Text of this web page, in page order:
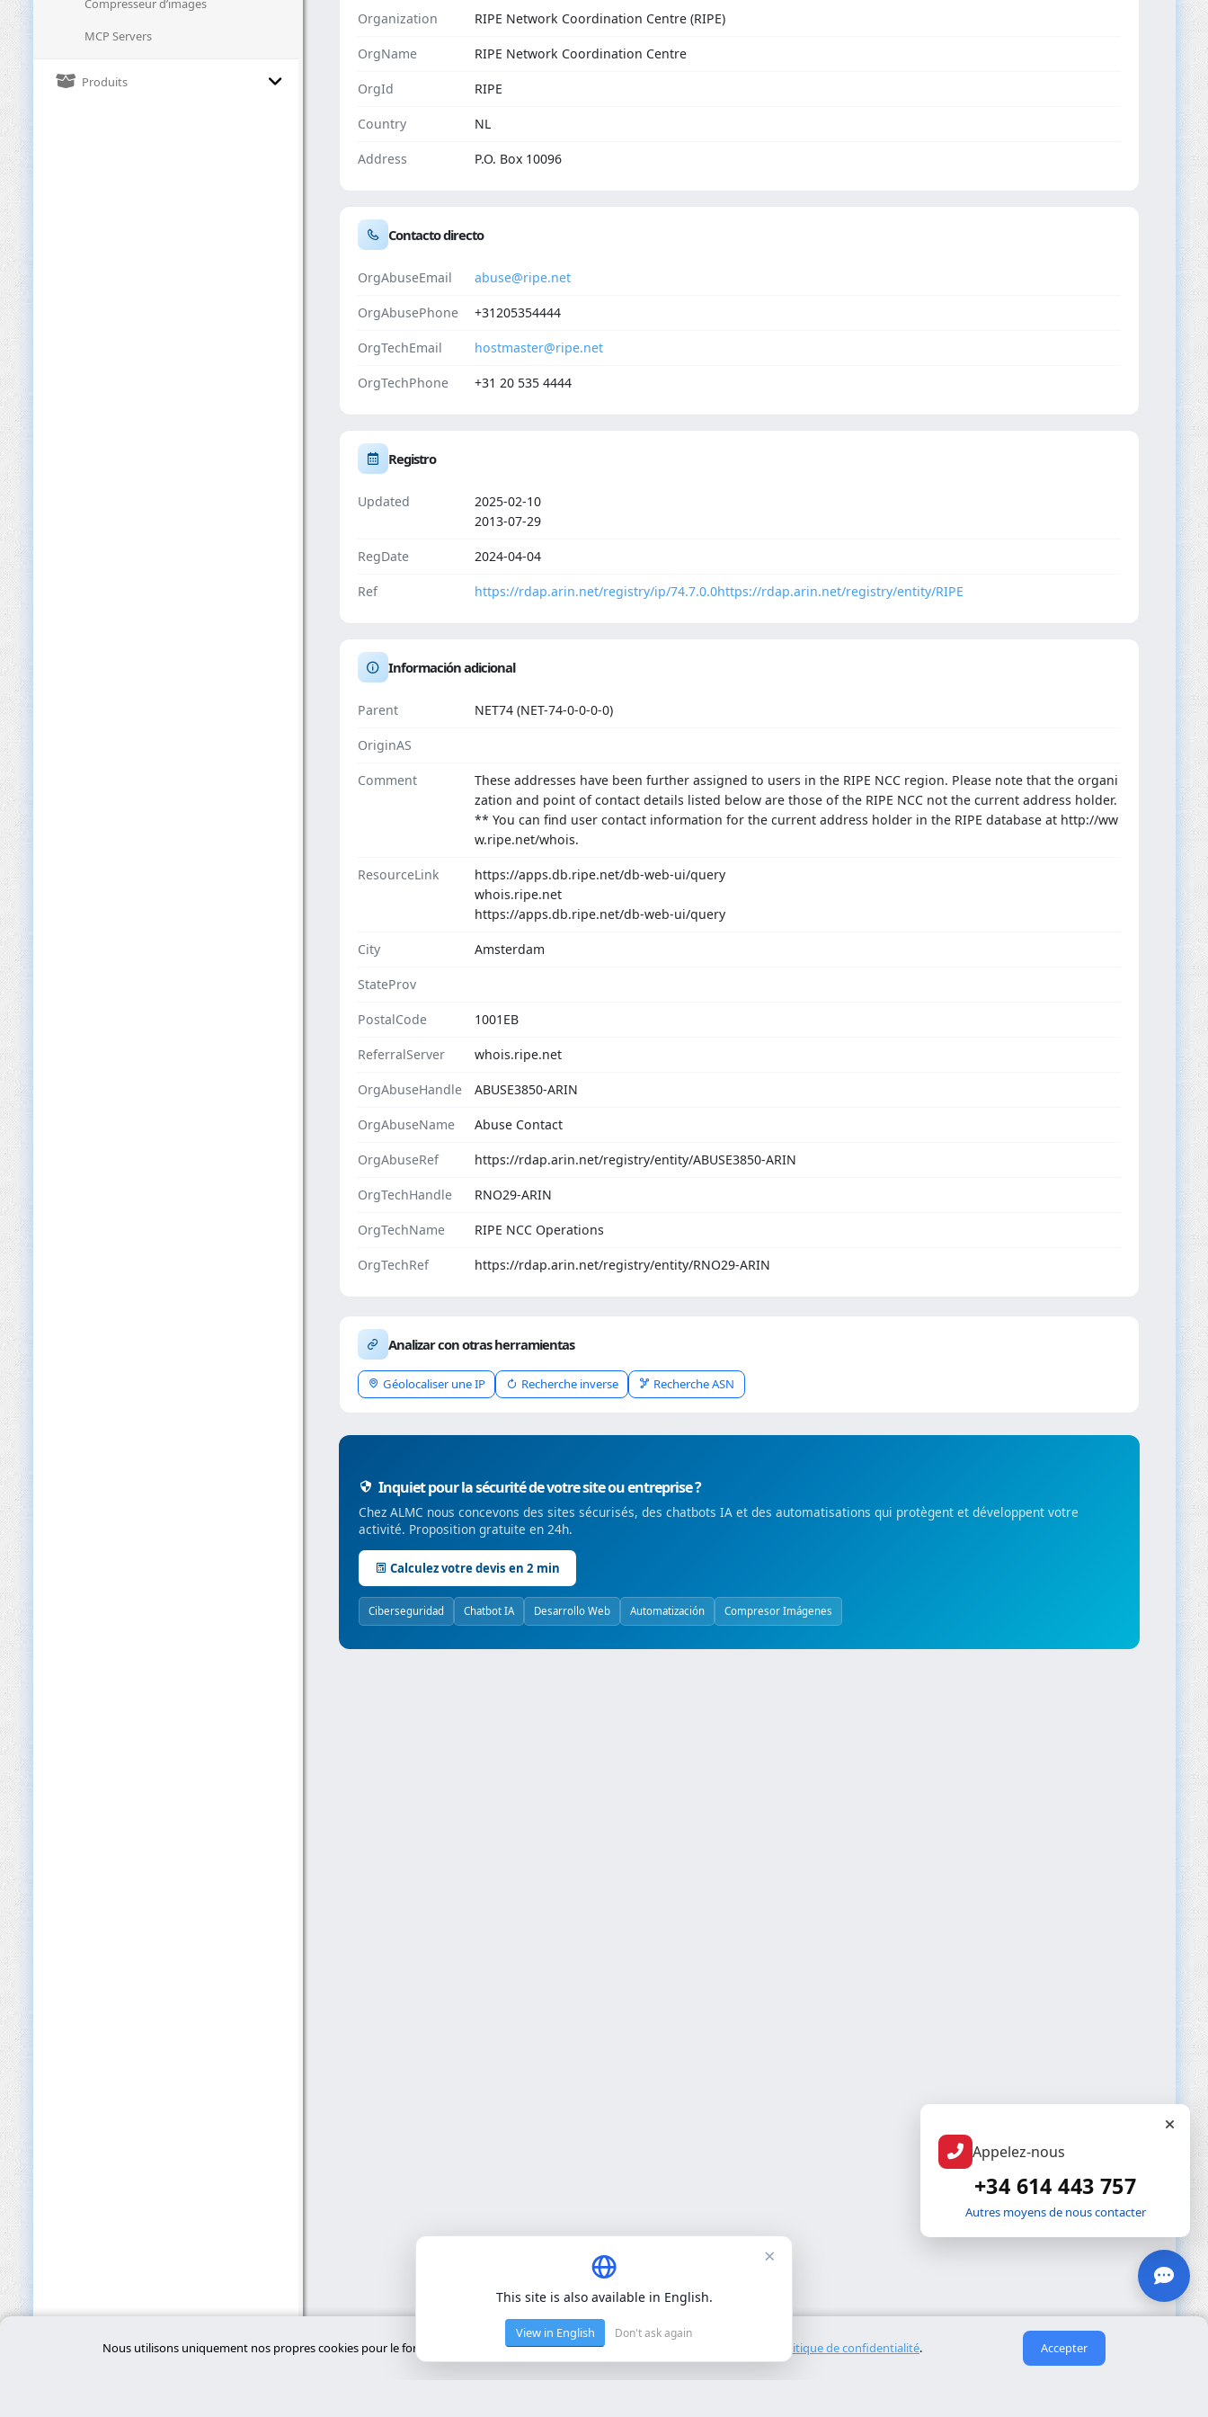
Compresseur d’images
MCP Servers
Produits
Organization RIPE Network Coordination Centre (RIPE)
OrgName RIPE Network Coordination Centre
OrgId RIPE
Country NL
Address P.O. Box 10096
Contacto directo
OrgAbuseEmail abuse@ripe.net
OrgAbusePhone +31205354444
OrgTechEmail hostmaster@ripe.net
OrgTechPhone +31 20 535 4444
Registro
Updated
2025-02-10
2013-07-29
RegDate 2024-04-04
Ref https://rdap.arin.net/registry/ip/74.7.0.0https://rdap.arin.net/registry/entity/RIPE
Información adicional
Parent NET74 (NET-74-0-0-0-0)
OriginAS
Comment
These addresses have been further assigned to users in the RIPE NCC region. Please note that the organi
zation and point of contact details listed below are those of the RIPE NCC not the current address holder.
** You can find user contact information for the current address holder in the RIPE database at http://ww
w.ripe.net/whois.
ResourceLink
https://apps.db.ripe.net/db-web-ui/query
whois.ripe.net
https://apps.db.ripe.net/db-web-ui/query
City Amsterdam
StateProv
PostalCode 1001EB
ReferralServer whois.ripe.net
OrgAbuseHandle ABUSE3850-ARIN
OrgAbuseName Abuse Contact
OrgAbuseRef https://rdap.arin.net/registry/entity/ABUSE3850-ARIN
OrgTechHandle RNO29-ARIN
OrgTechName RIPE NCC Operations
OrgTechRef https://rdap.arin.net/registry/entity/RNO29-ARIN
Analizar con otras herramientas
Géolocaliser une IP Recherche inverse Recherche ASN
Inquiet pour la sécurité de votre site ou entreprise ?
Chez ALMC nous concevons des sites sécurisés, des chatbots IA et des automatisations qui protègent et développent votre
activité. Proposition gratuite en 24h.
Calculez votre devis en 2 min
Ciberseguridad Chatbot IA Desarrollo Web Automatización Compresor Imágenes
Nous utilisons uniquement nos propres cookies pour le fonctionnement de base du site. Nous n'utilisons pas de cookies tiers. Politique de confidentialité. Accepter
Appelez-nous
+34 614 443 757
Autres moyens de nous contacter
×
This site is also available in English.
View in English Don't ask again